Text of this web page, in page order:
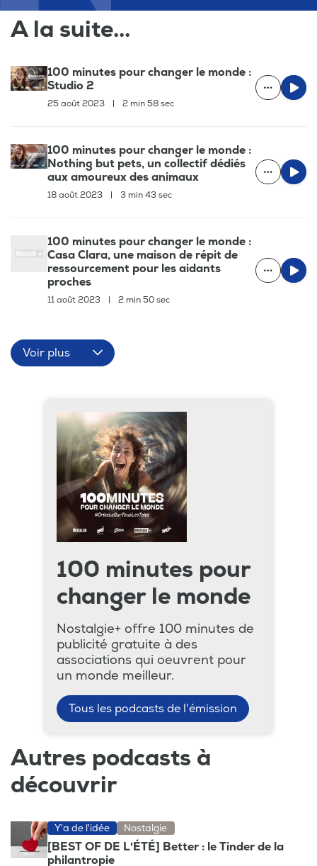
A la suite...
100 minutes pour changer le monde :
Studio 2
25 août 2023 | 2 min 58 sec
100 minutes pour changer le monde :
Nothing but pets, un collectif dédiés
aux amoureux des animaux
18 août 2023 | 3 min 43 sec
100 minutes pour changer le monde :
Casa Clara, une maison de répit de
ressourcement pour les aidants
proches
11 août 2023 | 2 min 50 sec
Voir plus
100 minutes pour
changer le monde
Nostalgie+ offre 100 minutes de
publicité gratuite à des
associations qui oeuvrent pour
un monde meilleur.
Tous les podcasts de l'émission
Autres podcasts à
découvrir
Y'a de l'idée Nostalgie
[BEST OF DE L'ÉTÉ] Better : le Tinder de la
philantropie